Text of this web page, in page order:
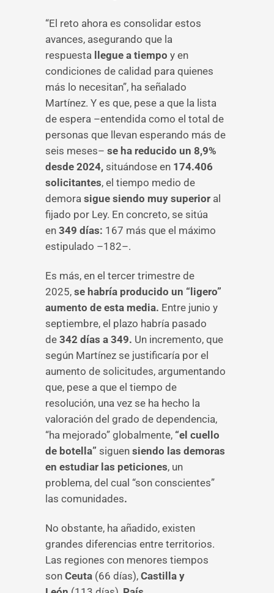
“El reto ahora es consolidar estos
avances, asegurando que la
respuesta
llegue a tiempo y en
condiciones de calidad para quienes
más lo necesitan”, ha señalado
Martínez. Y es que, pese a que la lista
de espera –entendida como el total de
personas que llevan esperando más de
seis meses– se ha reducido un 8,9%
desde 2024, situándose en 174.406
solicitantes, el tiempo medio de
demora sigue siendo muy superior al
fijado por Ley. En concreto, se sitúa
en 349 días: 167 más que el máximo
estipulado –182–.
Es más, en el tercer trimestre de
2025, se habría producido un “ligero”
aumento de esta media. Entre junio y
septiembre, el plazo habría pasado
de 342 días a 349. Un incremento, que
según Martínez se justificaría por el
aumento de solicitudes, argumentando
que, pese a que el tiempo de
resolución, una vez se ha hecho la
valoración del grado de dependencia,
“ha mejorado” globalmente, “el cuello
de botella” siguen siendo las demoras
en estudiar las peticiones, un
problema, del cual “son conscientes”
las comunidades.
No obstante, ha añadido, existen
grandes diferencias entre territorios.
Las regiones con menores tiempos
son Ceuta (66 días), Castilla y